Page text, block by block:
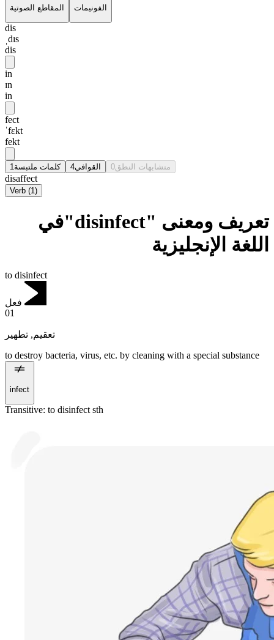
المقاطع الصوتية الفونيمات
dis
ˌdɪs
dis
in
ɪn
in
fect
ˈfɛkt
fekt
كلمات ملتبسة 1 القوافي4 متشابهات النطق0
disaffect
Verb (1)
تعريف ومعنى "disinfect"في
اللغة الإنجليزية
to disinfect
فعل
01
تعقيم, تطهير
to destroy bacteria, virus, etc. by cleaning with a special substance
infect
Transitive: to disinfect sth